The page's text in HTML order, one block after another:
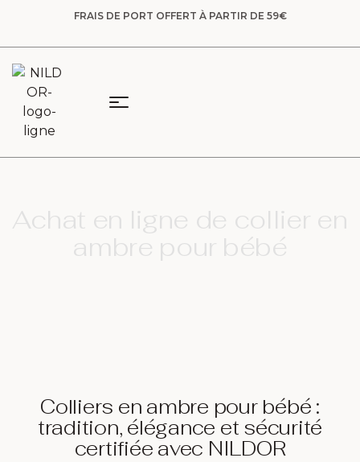
FRAIS DE PORT OFFERT À PARTIR DE 59€
Achat en ligne de collier en
ambre pour bébé
Colliers en ambre pour bébé :
tradition, élégance et sécurité
certifiée avec NILDOR